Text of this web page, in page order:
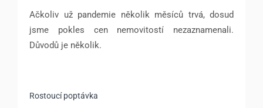
Ačkoliv už pandemie několik měsíců trvá, dosud
jsme pokles cen nemovitostí nezaznamenali.
Důvodů je několik.
Rostoucí poptávka